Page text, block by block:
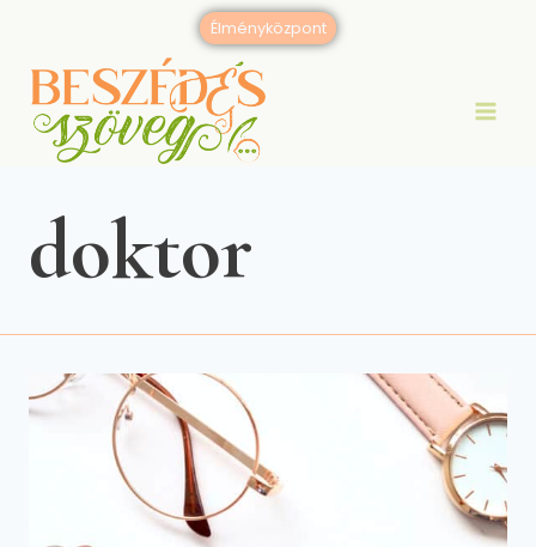
content
Élményközpont
doktor